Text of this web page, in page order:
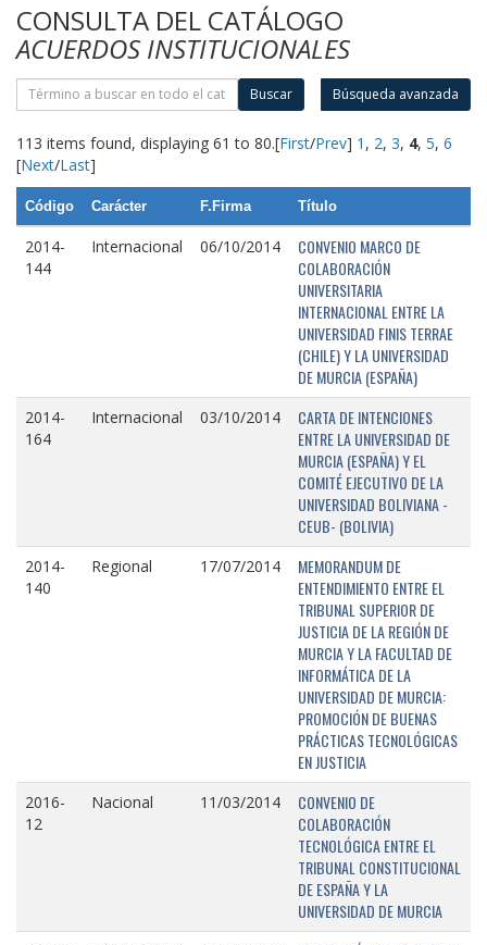
CONSULTA DEL CATÁLOGO
ACUERDOS INSTITUCIONALES
Buscar Búsqueda avanzada
113 items found, displaying 61 to 80.[First/Prev] 1 , 2, 3, 4, 5, 6
[Next/Last]
Código Carácter F.Firma Título
2014-
144
Internacional 06/10/2014
CONVENIO MARCO DE
COLABORACIÓN
UNIVERSITARIA
INTERNACIONAL ENTRE LA
UNIVERSIDAD FINIS TERRAE
(CHILE) Y LA UNIVERSIDAD
DE MURCIA (ESPAÑA)
2014-
164
Internacional 03/10/2014
CARTA DE INTENCIONES
ENTRE LA UNIVERSIDAD DE
MURCIA (ESPAÑA) Y EL
COMITÉ EJECUTIVO DE LA
UNIVERSIDAD BOLIVIANA -
CEUB- (BOLIVIA)
2014-
140
Regional 17/07/2014
MEMORANDUM DE
ENTENDIMIENTO ENTRE EL
TRIBUNAL SUPERIOR DE
JUSTICIA DE LA REGIÓN DE
MURCIA Y LA FACULTAD DE
INFORMÁTICA DE LA
UNIVERSIDAD DE MURCIA:
PROMOCIÓN DE BUENAS
PRÁCTICAS TECNOLÓGICAS
EN JUSTICIA
2016-
12
Nacional 11/03/2014
CONVENIO DE
COLABORACIÓN
TECNOLÓGICA ENTRE EL
TRIBUNAL CONSTITUCIONAL
DE ESPAÑA Y LA
UNIVERSIDAD DE MURCIA